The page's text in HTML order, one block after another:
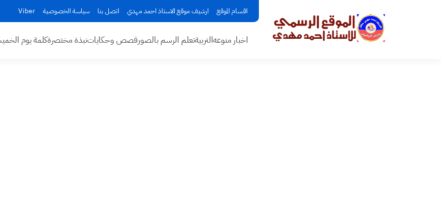
اقسام الموقع ارشيف موقع الاستاذ احمد مهدي اتصل بنا سياسة الخصوصية Viber
اخبار منوعهالتربيةتعلم الرسم بالصورقصص وحكاياتنبذة مختصرةكلمة يوم